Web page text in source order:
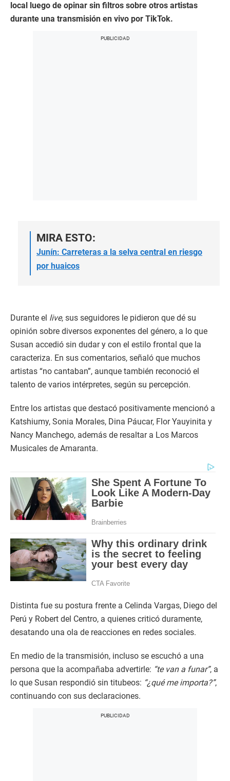
local luego de opinar sin filtros sobre otros artistas
durante una transmisión en vivo por TikTok.
MIRA ESTO:
Junín: Carreteras a la selva central en riesgo
por huaicos
Durante el live, sus seguidores le pidieron que dé su
opinión sobre diversos exponentes del género, a lo que
Susan accedió sin dudar y con el estilo frontal que la
caracteriza. En sus comentarios, señaló que muchos
artistas “no cantaban”, aunque también reconoció el
talento de varios intérpretes, según su percepción.
Entre los artistas que destacó positivamente mencionó a
Katshiumy, Sonia Morales, Dina Páucar, Flor Yauyinita y
Nancy Manchego, además de resaltar a Los Marcos
Musicales de Amaranta.
Distinta fue su postura frente a Celinda Vargas, Diego del
Perú y Robert del Centro, a quienes criticó duramente,
desatando una ola de reacciones en redes sociales.
En medio de la transmisión, incluso se escuchó a una
persona que la acompañaba advertirle: “te van a funar”, a
lo que Susan respondió sin titubeos: “¿qué me importa?”,
continuando con sus declaraciones.